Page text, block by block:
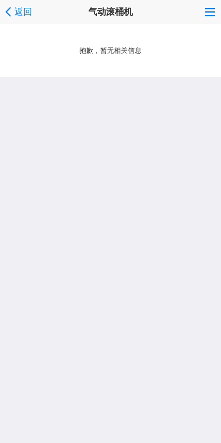
返回 气动滚桶机
抱歉，暂无相关信息